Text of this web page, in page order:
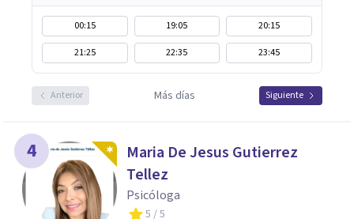
00:15 19:05
20:15
21:25
22:35 23:45
Anterior Más días Siguiente
4
Maria De Jesus Gutierrez
Tellez
Psicóloga
5 / 5